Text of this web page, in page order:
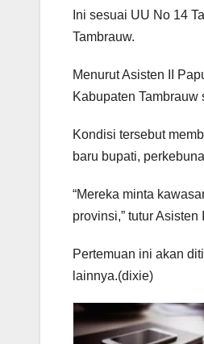
Ini sesuai UU No 14
Tambrauw.
Menurut Asisten II
Kabupaten Tambrauw
Kondisi tersebut
baru bupati,
“Mereka minta
provinsi,” tutur
Pertemuan ini akan
lainnya.(dixie)